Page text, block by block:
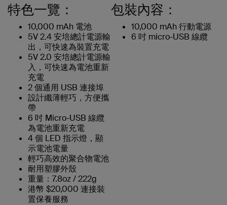
特色一覽：
10,000 mAh 電池
5V 2.4 安培總計電源輸
出，可快速為裝置充電
5V 2.0 安培總計電源輸
入，可快速為電池重新
充電
2 個通用 USB 連接埠
設計纖薄輕巧，方便攜
帶
6 吋 Micro-USB 線纜
為電池重新充電
4 個 LED 指示燈，顯
示電池電量
輕巧高效的聚合物電池
耐用塑膠外殼
重量：7.8oz / 222g
港幣 $20,000 連接裝
置保養服務
包裝內容：
10,000 mAh 行動電源
6 吋 micro-USB 線纜